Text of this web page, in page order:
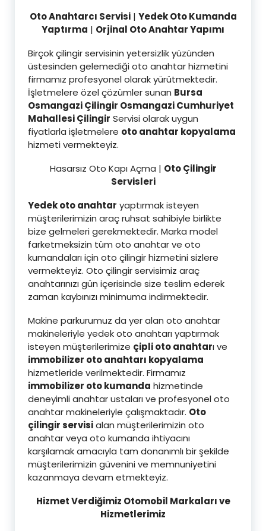
Oto Anahtarcı Servisi| Yedek Oto Kumanda
Yaptırma | Orjinal Oto Anahtar Yapımı
Birçok çilingir servisinin yetersizlik yüzünden
üstesinden gelemediği oto anahtar hizmetini
firmamız profesyonel olarak yürütmektedir.
İşletmelere özel çözümler sunan Bursa
Osmangazi Çilingir Osmangazi Cumhuriyet
Mahallesi Çilingir Servisi olarak uygun
fiyatlarla işletmelere oto anahtar kopyalama
hizmeti vermekteyiz.
Hasarsız Oto Kapı Açma | Oto Çilingir
Servisleri
Yedek oto anahtar yaptırmak isteyen
müşterilerimizin araç ruhsat sahibiyle birlikte
bize gelmeleri gerekmektedir. Marka model
farketmeksizin tüm oto anahtar ve oto
kumandaları için oto çilingir hizmetini sizlere
vermekteyiz. Oto çilingir servisimiz araç
anahtarınızı gün içerisinde size teslim ederek
zaman kaybınızı minimuma indirmektedir.
Makine parkurumuz da yer alan oto anahtar
makineleriyle yedek oto anahtarı yaptırmak
isteyen müşterilerimize çipli oto anahtarı ve
immobilizer oto anahtarı kopyalama
hizmetleride verilmektedir. Firmamız
immobilizer oto kumanda hizmetinde
deneyimli anahtar ustaları ve profesyonel oto
anahtar makineleriyle çalışmaktadır. Oto
çilingir servisialan müşterilerimizin oto
anahtar veya oto kumanda ihtiyacını
karşılamak amacıyla tam donanımlı bir şekilde
müşterilerimizin güvenini ve memnuniyetini
kazanmaya devam etmekteyiz.
Hizmet Verdiğimiz Otomobil Markaları ve
Hizmetlerimiz